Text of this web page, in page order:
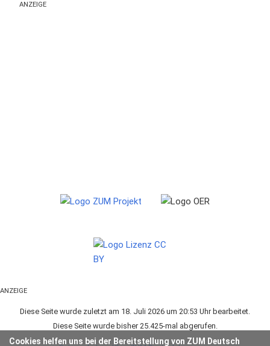
Cookies helfen uns bei der Bereitstellung von ZUM Deutsch
ANZEIGE
ANZEIGE
Diese Seite wurde zuletzt am 18. Juli 2026 um 20:53 Uhr bearbeitet.
Diese Seite wurde bisher 25.425-mal abgerufen.